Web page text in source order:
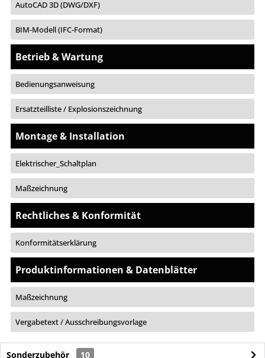
AutoCAD 3D (DWG/DXF)
BIM-Modell (IFC-Format)
Betrieb & Wartung
Bedienungsanweisung
Ersatzteilliste / Explosionszeichnung
Montage & Installation
Elektrischer_Schaltplan
Maßzeichnung
Rechtliches & Konformität
Konformitätserklärung
Produktinformationen & Datenblätter
Maßzeichnung
Vergabetext / Ausschreibungsvorlage
Sonderzubehör 10